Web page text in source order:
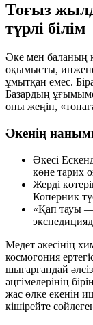
Тоғыз
түрлі білім
Әке мен баланың
оқымысты,
ұмытқан емес.
Базардың
оны жеңіп,
Әкенің
Әкесі
көне тарих
Жерді
Коперник
«Қап тауы —
Медет әкесінің
космогония
шығарғандай
әңгімелерінің
жас өлке екенін
кішірейте